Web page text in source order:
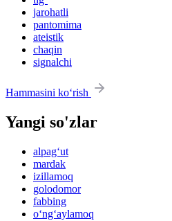
jarohatli
pantomima
ateistik
chaqin
signalchi
Hammasini ko‘rish
Yangi so'zlar
alpag‘ut
mardak
izillamoq
golodomor
fabbing
o‘ng‘aylamoq